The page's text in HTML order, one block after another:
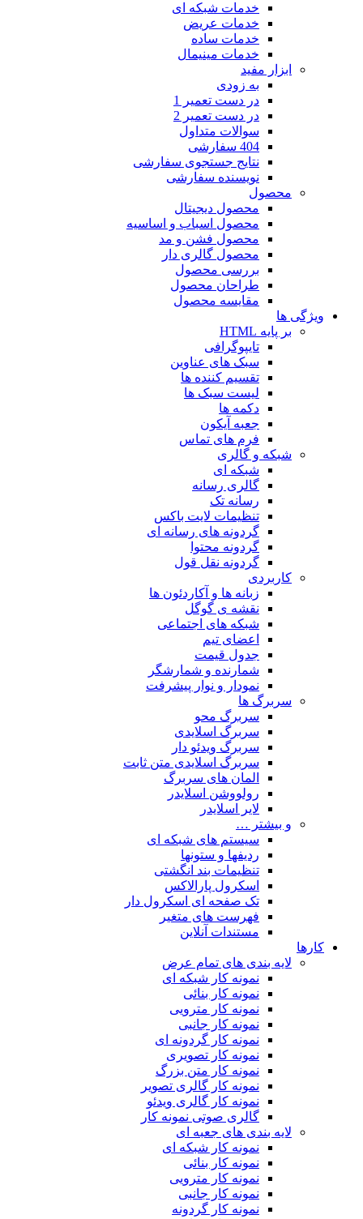
خدمات شبکه ای
خدمات عریض
خدمات ساده
خدمات مینیمال
ابزار مفید
به زودی
در دست تعمیر 1
در دست تعمیر 2
سوالات متداول
404 سفارشی
نتایج جستجوی سفارشی
نویسنده سفارشی
محصول
محصول دیجیتال
محصول اسباب و اساسیه
محصول فشن و مد
محصول گالری دار
بررسی محصول
طراحان محصول
مقایسه محصول
ویژگی ها
بر پایه HTML
تایپوگرافی
سبک های عناوین
تقسیم کننده ها
لیست سبک ها
دکمه ها
جعبه آیکون
فرم های تماس
شبکه و گالری
شبکه ای
گالری رسانه
رسانه تک
تنظیمات لایت باکس
گردونه های رسانه ای
گردونه محتوا
گردونه نقل قول
کاربردی
زبانه ها و آکاردئون ها
نقشه ی گوگل
شبکه های اجتماعی
اعضای تیم
جدول قیمت
شمارنده و شمارشگر
نمودار و نوار پیشرفت
سربرگ ها
سربرگ محو
سربرگ اسلایدی
سربرگ ویدئو دار
سربرگ اسلایدی متن ثابت
المان های سربرگ
رولووشن اسلایدر
لایر اسلایدر
و بیشتر …
سیستم های شبکه ای
ردیفها و ستونها
تنظیمات بند انگشتی
اسکرول پارالاکس
تک صفحه ای اسکرول دار
فهرست های متغیر
مستندات آنلاین
کارها
لایه بندی های تمام عرض
نمونه کار شبکه ای
نمونه کار بنائی
نمونه کار مترویی
نمونه کار جانبی
نمونه کار گردونه ای
نمونه کار تصویری
نمونه کار متن بزرگ
نمونه کار گالری تصویر
نمونه کار گالری ویدئو
گالری صوتی نمونه کار
لایه بندی های جعبه ای
نمونه کار شبکه ای
نمونه کار بنائی
نمونه کار مترویی
نمونه کار جانبی
نمونه کار گردونه